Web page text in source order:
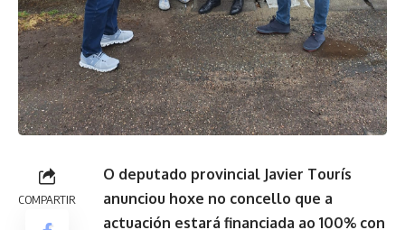
COMPARTIR
O deputado provincial Javier Tourís
anunciou hoxe no concello que a
actuación estará financiada ao 100% con